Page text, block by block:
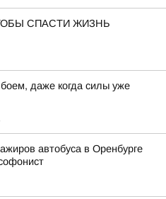
СПАСТИ ЖИЗНЬ
даже когда силы уже
автобуса в Оренбурге